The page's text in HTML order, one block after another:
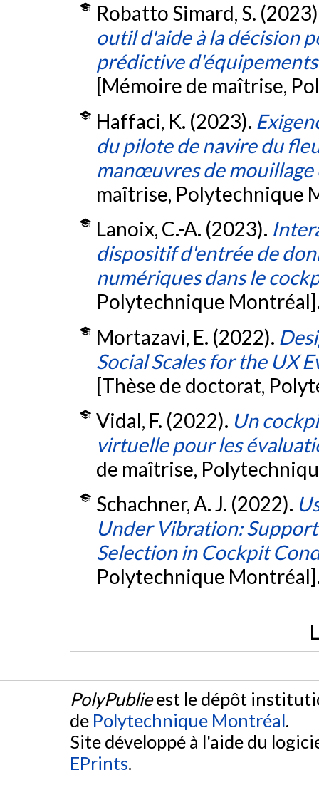
Robatto Simard, S.
outil d'aide à la décision
prédictive
[Mémoire de maîtrise,
Haffaci, K. (2023).
du pilote de navire du
manœuvres de mouillage
maîtrise, Polytechnique
Lanoix, C.-A. (2023).
dispositif d'entrée de
numériques dans le
Polytechnique
Mortazavi, E. (2022).
Social Scales for the UX
[Thèse de doctorat,
Vidal, F. (2022). Un
virtuelle pour les
de maîtrise,
Schachner, A. J. (2022).
Under Vibration:
Selection in Cockpit
Polytechnique
PolyPublieest le dépôt
de Polytechnique Montréal.
Site développé à l'aide du
EPrints.